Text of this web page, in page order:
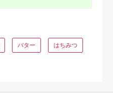
バター はちみつ